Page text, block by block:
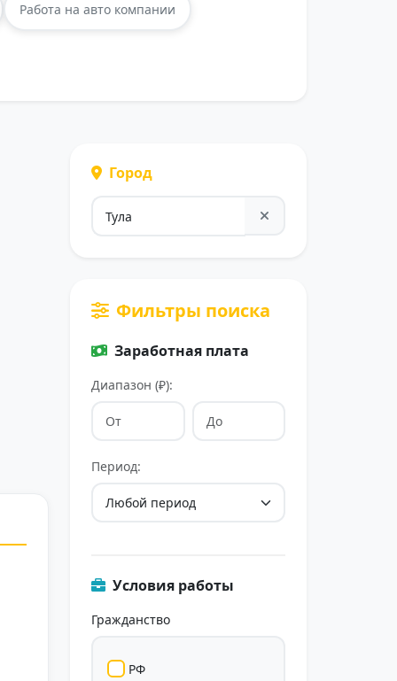
Работа на авто компании
Город
Фильтры поиска
Заработная плата
Диапазон (₽):
Период:
Условия работы
Гражданство
РФ